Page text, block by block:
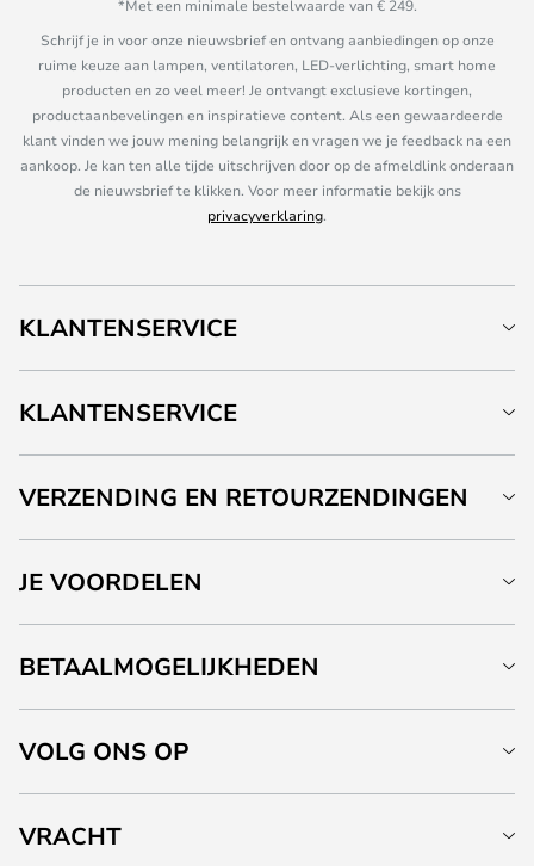
*Met een minimale bestelwaarde van € 249.
Schrijf je in voor onze nieuwsbrief en ontvang aanbiedingen op onze
ruime keuze aan lampen, ventilatoren, LED-verlichting, smart home
producten en zo veel meer! Je ontvangt exclusieve kortingen,
productaanbevelingen en inspiratieve content. Als een gewaardeerde
klant vinden we jouw mening belangrijk en vragen we je feedback na een
aankoop. Je kan ten alle tijde uitschrijven door op de afmeldlink onderaan
de nieuwsbrief te klikken. Voor meer informatie bekijk ons
privacyverklaring.
KLANTENSERVICE
KLANTENSERVICE
VERZENDING EN RETOURZENDINGEN
JE VOORDELEN
BETAALMOGELIJKHEDEN
VOLG ONS OP
VRACHT